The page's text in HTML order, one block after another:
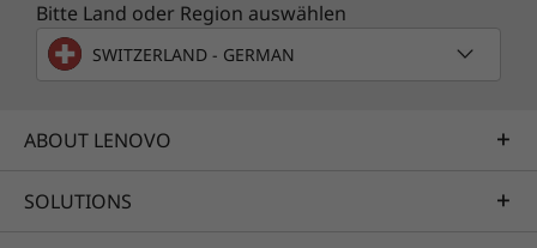
Bitte Land oder Region auswählen
SWITZERLAND - GERMAN
ABOUT LENOVO
SOLUTIONS